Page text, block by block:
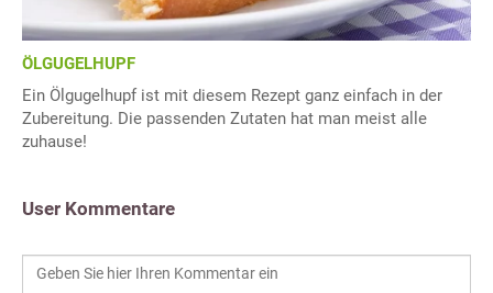
ÖLGUGELHUPF
Ein Ölgugelhupf ist mit diesem Rezept ganz einfach in der
Zubereitung. Die passenden Zutaten hat man meist alle
zuhause!
User Kommentare